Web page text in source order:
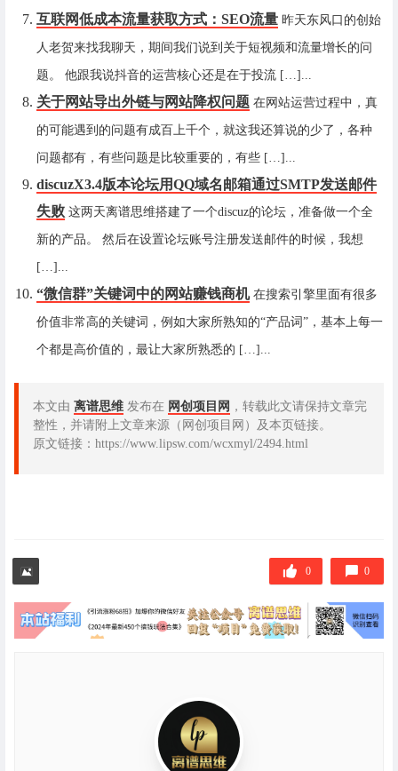
互联网低成本流量获取方式：SEO流量 昨天东风口的创始
人老贺来找我聊天，期间我们说到关于短视频和流量增长的问
题。 他跟我说抖音的运营核心还是在于投流 […]...
关于网站导出外链与网站降权问题 在网站运营过程中，真
的可能遇到的问题有成百上千个，就这我还算说的少了，各种
问题都有，有些问题是比较重要的，有些 […]...
discuzX3.4版本论坛用QQ域名邮箱通过SMTP发送邮件
失败 这两天离谱思维搭建了一个discuz的论坛，准备做一个全
新的产品。 然后在设置论坛账号注册发送邮件的时候，我想
[…]...
“微信群”关键词中的网站赚钱商机 在搜索引擎里面有很多
价值非常高的关键词，例如大家所熟知的“产品词”，基本上每一
个都是高价值的，最让大家所熟悉的 […]...
本文由 离谱思维 发布在 网创项目网 ，转载此文请保持文章完
整性，并请附上文章来源（网创项目网）及本页链接。
原文链接：https://www.lipsw.com/wcxmyl/2494.html
0 0